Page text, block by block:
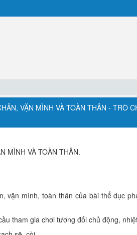
VẶN MÌNH VÀ TOÀN THÂN - TRÒ
MÌNH VÀ TOÀN THÂN.
vặn mình, toàn thân của bài thể dục
tham gia chơi tương đối chủ động,